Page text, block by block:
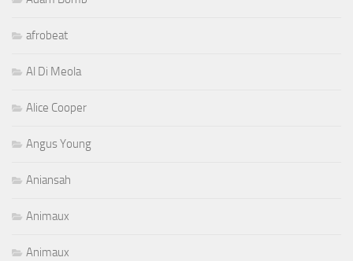
afrobeat
Al Di Meola
Alice Cooper
Angus Young
Aniansah
Animaux
Animaux